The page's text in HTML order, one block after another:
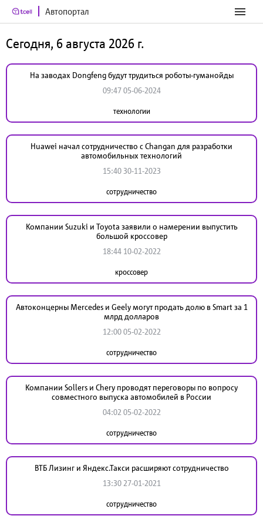
Автопортал
Сегодня, 6 августа 2026 г.
На заводах Dongfeng будут трудиться роботы-гуманойды
09:47 05-06-2024
технологии
Huawei начал сотрудничество с Changan для разработки
автомобильных технологий
15:40 30-11-2023
сотрудничество
Компании Suzuki и Toyota заявили о намерении выпустить
большой кроссовер
18:44 10-02-2022
кроссовер
Автоконцерны Mercedes и Geely могут продать долю в Smart за 1
млрд долларов
12:00 05-02-2022
сотрудничество
Компании Sollers и Chery проводят переговоры по вопросу
совместного выпуска автомобилей в России
04:02 05-02-2022
сотрудничество
ВТБ Лизинг и Яндекс.Такси расширяют сотрудничество
13:30 27-01-2021
сотрудничество